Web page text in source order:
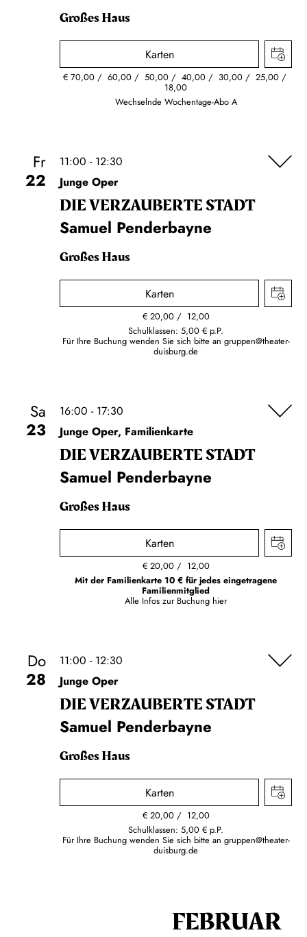
Großes Haus
Karten
€ 70,00 60,00 50,00 40,00 30,00 25,00
18,00
Wechselnde Wochentage-Abo A
Fr
22
11:00 - 12:30
Junge Oper
DIE VERZAUBERTE STADT
Samuel Penderbayne
Großes Haus
Karten
€ 20,00
12,00
Schulklassen: 5,00 € p.P.
Für Ihre Buchung wenden Sie sich bitte an gruppen@theater-
duisburg.de
Sa
23
16:00 - 17:30
Junge Oper, Familienkarte
DIE VERZAUBERTE STADT
Samuel Penderbayne
Großes Haus
Karten
€ 20,00
12,00
Mit der Familienkarte 10 € für jedes eingetragene
Familienmitglied
Alle Infos zur Buchung hier
Do
28
11:00 - 12:30
Junge Oper
DIE VERZAUBERTE STADT
Samuel Penderbayne
Großes Haus
Karten
€ 20,00
12,00
Schulklassen: 5,00 € p.P.
Für Ihre Buchung wenden Sie sich bitte an gruppen@theater-
duisburg.de
FEBRUAR